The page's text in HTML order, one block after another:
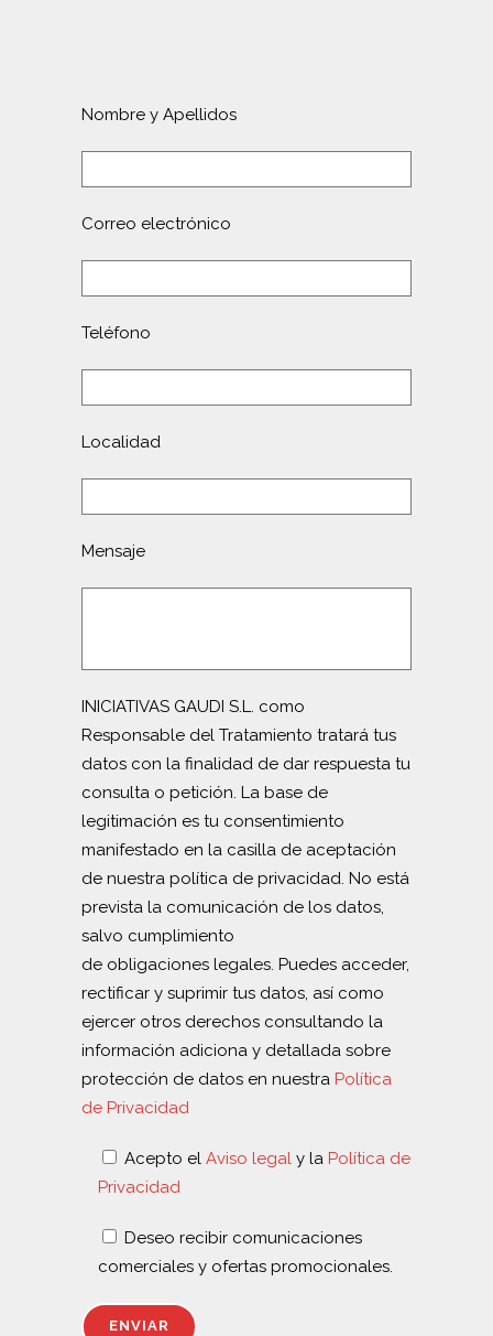
Nombre y Apellidos
Correo electrónico
Teléfono
Localidad
Mensaje
INICIATIVAS GAUDI S.L. como
Responsable del Tratamiento tratará tus
datos con la finalidad de dar respuesta tu
consulta o petición. La base de
legitimación es tu consentimiento
manifestado en la casilla de aceptación
de nuestra política de privacidad. No está
prevista la comunicación de los datos,
salvo cumplimiento
de obligaciones legales. Puedes acceder,
rectificar y suprimir tus datos, así como
ejercer otros derechos consultando la
información adiciona y detallada sobre
protección de datos en nuestra Política
de Privacidad
Acepto el Aviso legal y la Política de
Privacidad
Deseo recibir comunicaciones
comerciales y ofertas promocionales.